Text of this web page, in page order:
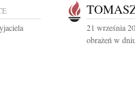
21 września
obrażeń w